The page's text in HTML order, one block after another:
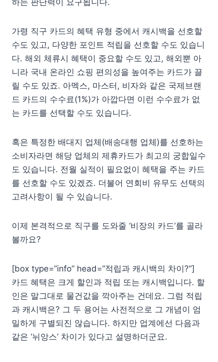
가령 직구 카드의 혜택 유형 중에서 캐시백을 선호할
수도 있고, 다양한 포인트 적립을 선호할 수도 있습니
다. 해외 체류시 혜택이 중요할 수도 있고, 해외뿐 아
니라 국내 온라인 쇼핑 편의성을 높여주는 카드가 끌
릴 수도 있죠. 아멕스, 마스터, 비자와 같은 국제브랜
드 카드의 수수료(1%)가 아깝다면 이런 수수료가 없
는 카드를 선택할 수도 있습니다.
혹은 특정한 배대지 업체(배송대행 업체)를 선호하는
소비자라면 해당 업체의 제휴카드가 최고의 궁합일수
도 있습니다. 전월 실적이 필요없이 혜택을 주는 카드
를 선호할 수도 있겠죠. 더불어 연회비 유무도 선택의
고려사항이 될 수 있습니다.
이제 본격적으로 직구를 도와줄 ‘비장의 카드’를 골라
볼까요?
[box type=”info” head=”적립과 캐시백의 차이?”]
카드 혜택은 크게 할인과 적립 또는 캐시백입니다. 할
인은 말그대로 물건값을 깍아주는 건데요. 그럼 적립
과 캐시백은? 그 두 용어는 사전적으로 그 개념이 엄
밀하게 구별되진 않습니다. 하지만 업계에선 다음과
같은 ‘뉘앙스’ 차이가 있다고 설명하더군요.